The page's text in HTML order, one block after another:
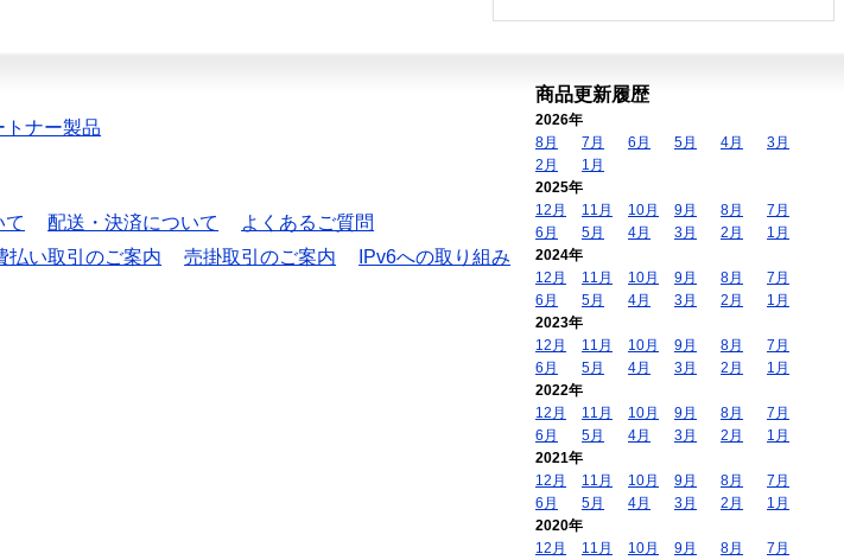
トナー製品
て 配送・決済について
よくあるご質問
払い取引のご案内 売掛取引のご案内
IPv6への取り組み
商品更新履歴
2026年
8月
7月 6月 5月 4月
3月
2月
1月
2025年
12月
11月 10月 9月 8月
7月
6月
5月 4月 3月 2月
1月
2024年
12月
11月 10月 9月 8月
7月
6月
5月 4月 3月 2月
1月
2023年
12月
11月 10月 9月 8月
7月
6月
5月 4月 3月 2月
1月
2022年
12月
11月 10月 9月 8月
7月
6月
5月 4月 3月 2月
1月
2021年
12月
11月 10月 9月 8月
7月
6月
5月 4月 3月 2月
1月
2020年
12月
11月 10月 9月 8月
7月